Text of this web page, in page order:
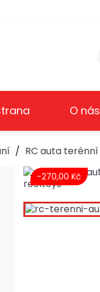
O nás
RC auta terénní
-270,00 Kč